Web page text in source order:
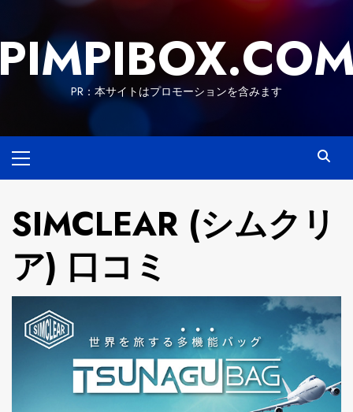
content
PR：本サイトはプロモーションを含みます
Menu
SIMCLEAR (シムクリ
ア) 口コミ